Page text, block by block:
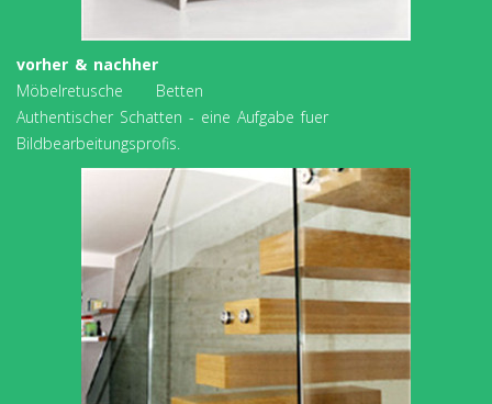
vorher & nachher
Möbelretusche Betten
Authentischer Schatten - eine Aufgabe fuer
Bildbearbeitungsprofis.